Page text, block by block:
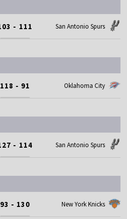
- 111 San Antonio Spurs
118 - 91 Oklahoma City
- 114 San Antonio Spurs
93 - 130 New York Knicks